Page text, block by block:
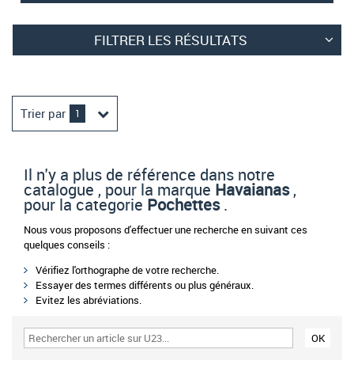
FILTRER LES RÉSULTATS
Trier par 1
Il n'y a plus de référence dans notre
catalogue , pour la marque Havaianas,
pour la categorie Pochettes.
Nous vous proposons d'effectuer une recherche en suivant ces
quelques conseils :
Vérifiez l'orthographe de votre recherche.
Essayer des termes différents ou plus généraux.
Evitez les abréviations.